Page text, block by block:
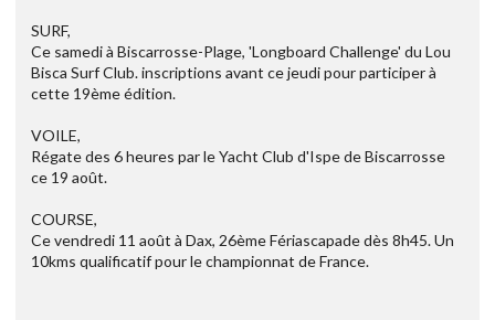
SURF,
Ce samedi à Biscarrosse-Plage, 'Longboard Challenge' du Lou
Bisca Surf Club. inscriptions avant ce jeudi pour participer à
cette 19ème édition.
VOILE,
Régate des 6 heures par le Yacht Club d'Ispe de Biscarrosse
ce 19 août.
COURSE,
Ce vendredi 11 août à Dax, 26ème Fériascapade dès 8h45. Un
10kms qualificatif pour le championnat de France.